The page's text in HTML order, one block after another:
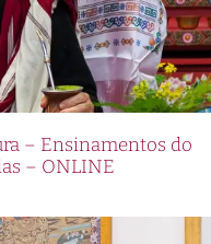
– Ensinamentos do
– ONLINE